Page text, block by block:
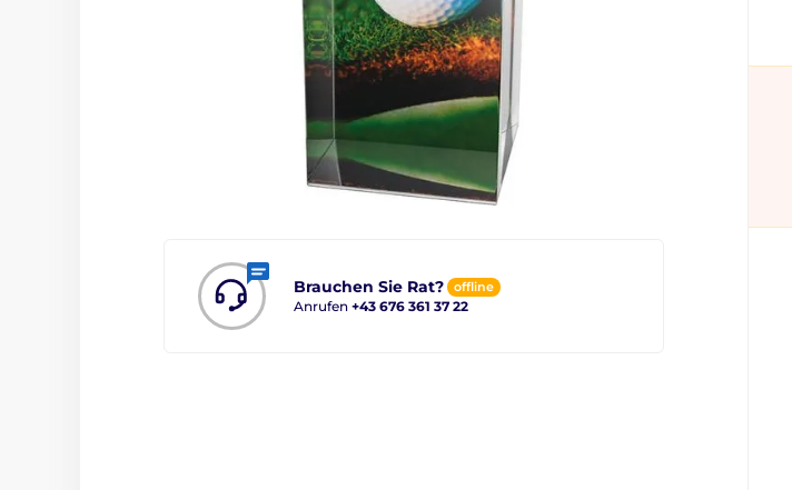
Brauchen Sie Rat? offline
Anrufen +43 676 361 37 22